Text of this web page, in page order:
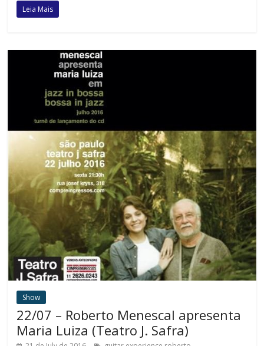
Leia Mais
Show
22/07 – Roberto Menescal apresenta
Maria Luiza (Teatro J. Safra)